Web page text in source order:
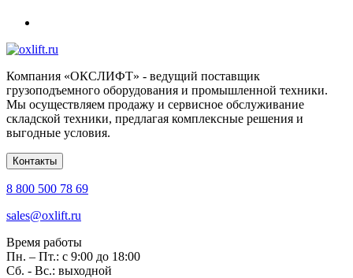
Компания «ОКСЛИФТ» - ведущий поставщик
грузоподъемного оборудования и промышленной техники.
Мы осуществляем продажу и сервисное обслуживание
складской техники, предлагая комплексные решения и
выгодные условия.
Контакты
8 800 500 78 69
sales@oxlift.ru
Время работы
Пн. – Пт.: с 9:00 до 18:00
Сб. - Вс.: выходной